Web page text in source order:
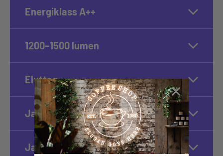
Energiklass A++
1200–1500 lumen
Eluttag
Ja, dimbar
Ja, 100 % tyst